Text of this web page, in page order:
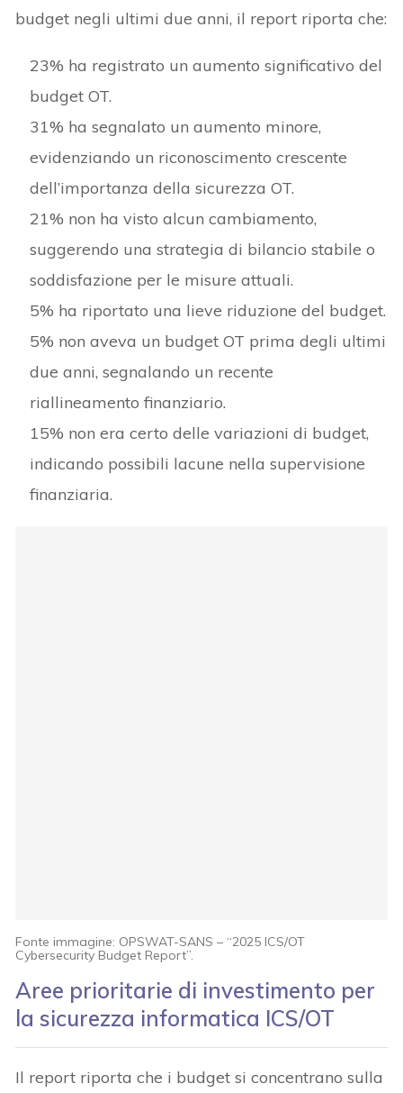
budget negli ultimi due anni, il report riporta che:
23% ha registrato un aumento significativo del
budget OT.
31% ha segnalato un aumento minore,
evidenziando un riconoscimento crescente
dell’importanza della sicurezza OT.
21% non ha visto alcun cambiamento,
suggerendo una strategia di bilancio stabile o
soddisfazione per le misure attuali.
5% ha riportato una lieve riduzione del budget.
5% non aveva un budget OT prima degli ultimi
due anni, segnalando un recente
riallineamento finanziario.
15% non era certo delle variazioni di budget,
indicando possibili lacune nella supervisione
finanziaria.
Fonte immagine: OPSWAT-SANS – “2025 ICS/OT
Cybersecurity Budget Report”.
Aree prioritarie di investimento per
la sicurezza informatica ICS/OT
Il report riporta che i budget si concentrano sulla